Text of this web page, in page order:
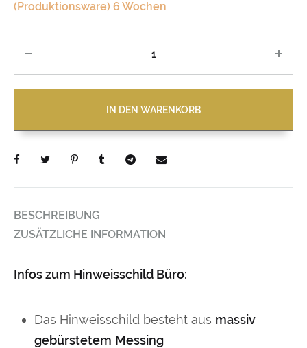
(Produktionsware) 6 Wochen
IN DEN WARENKORB
BESCHREIBUNG
ZUSÄTZLICHE INFORMATION
Infos zum Hinweisschild Büro:
Das Hinweisschild besteht aus massiv
gebürstetem Messing